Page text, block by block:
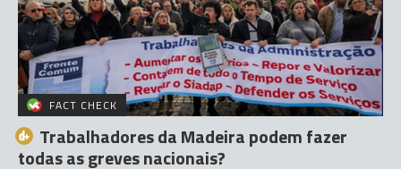
FACT CHECK
Trabalhadores da Madeira podem fazer
todas as greves nacionais?